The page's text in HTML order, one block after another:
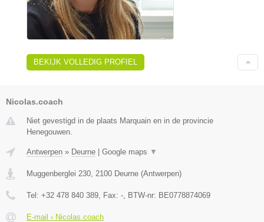
BEKIJK VOLLEDIG PROFIEL
Nicolas.coach
Niet gevestigd in de plaats Marquain en in de provincie
Henegouwen.
Antwerpen » Deurne Google maps ▼
Muggenberglei 230, 2100 Deurne (Antwerpen)
Tel: +32 478 840 389, Fax: -, BTW-nr: BE0778874069
E-mail › Nicolas.coach